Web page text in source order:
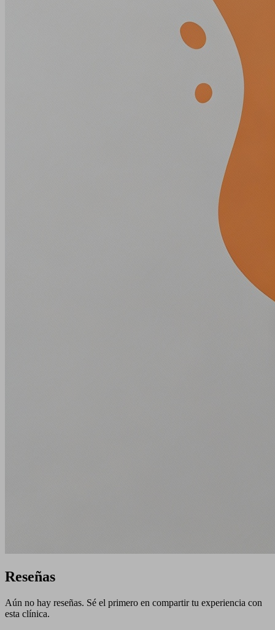
Reseñas
Aún no hay reseñas. Sé el primero en compartir tu experiencia con
esta clínica.